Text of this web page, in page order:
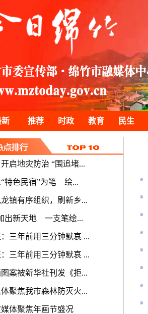
新 推荐 时政 教育 民生
启地灾防治 “围追堵...
特色民宿”为笔 绘...
镇有序组织，刷新乡...
出新天地 一支笔绘...
三年前用三分钟默哀 ...
三年前用三分钟默哀 ...
案被新华社刊发《拒...
聚焦我市森林防灭火...
体聚焦年画节盛况